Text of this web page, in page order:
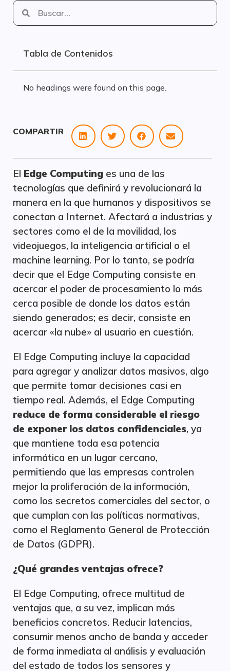
COMPARTIR
El Edge Computing es una de las
tecnologías que definirá y revolucionará la
manera en la que humanos y dispositivos se
conectan a Internet. Afectará a industrias y
sectores como el de la movilidad, los
videojuegos, la inteligencia artificial o el
machine learning. Por lo tanto, se podría
decir que el Edge Computing consiste en
acercar el poder de procesamiento lo más
cerca posible de donde los datos están
siendo generados; es decir, consiste en
acercar «la nube» al usuario en cuestión.
El Edge Computing incluye la capacidad
para agregar y analizar datos masivos, algo
que permite tomar decisiones casi en
tiempo real. Además, el Edge Computing
reduce de forma considerable el riesgo
de exponer los datos confidenciales, ya
que mantiene toda esa potencia
informática en un lugar cercano,
permitiendo que las empresas controlen
mejor la proliferación de la información,
como los secretos comerciales del sector, o
que cumplan con las políticas normativas,
como el Reglamento General de Protección
de Datos (GDPR).
¿Qué grandes ventajas ofrece?
El Edge Computing, ofrece multitud de
ventajas que, a su vez, implican más
beneficios concretos. Reducir latencias,
consumir menos ancho de banda y acceder
de forma inmediata al análisis y evaluación
del estado de todos los sensores y
Tabla de Contenidos
No headings were found on this page.